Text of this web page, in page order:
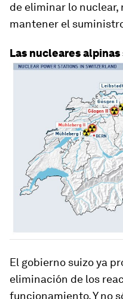
de eliminar lo nuclear,
mantener el
Las nucleares
El gobierno suizo ya
eliminación de los
funcionamiento. Y no